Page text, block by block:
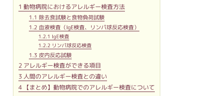
1 動物病院におけるアレルギー検査方法
1.1 除去食試験と食物負荷試験
1.2 血液検査（IgE検査、リンパ球反応検査）
1.2.1 IgE検査
1.2.2 リンパ球反応検査
1.3 皮内反応試験
2 アレルギー検査ができる項目
3 人間のアレルギー検査との違い
4 【まとめ】動物病院でのアレルギー検査について